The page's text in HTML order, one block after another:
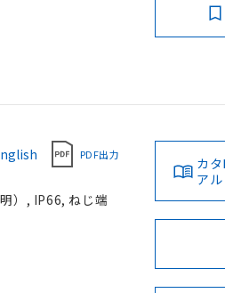
PDF出力
）, IP66, ねじ端
カ
アル